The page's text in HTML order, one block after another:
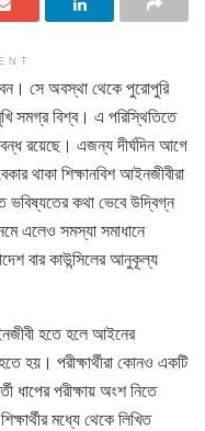
সে অবস্থা থেকে পুরোপুরি
সমগ্র বিশ্ব। এ পরিস্থিতিতে
বন্ধ রয়েছে। এজন্য দীর্ঘদিন আগে
থাকা শিক্ষানবিশ আইনজীবীরা
ভবিষ্যতের কথা ভেবে উদ্বিগ্ন
এলেও সমস্যা সমাধানে
বার কাউন্সিলের আনুকূল্য
হতে হলে আইনের
হয়। পরীক্ষার্থীরা কোনও একটি
ধাপের পরীক্ষায় অংশ নিতে
মধ্যে থেকে লিখিত